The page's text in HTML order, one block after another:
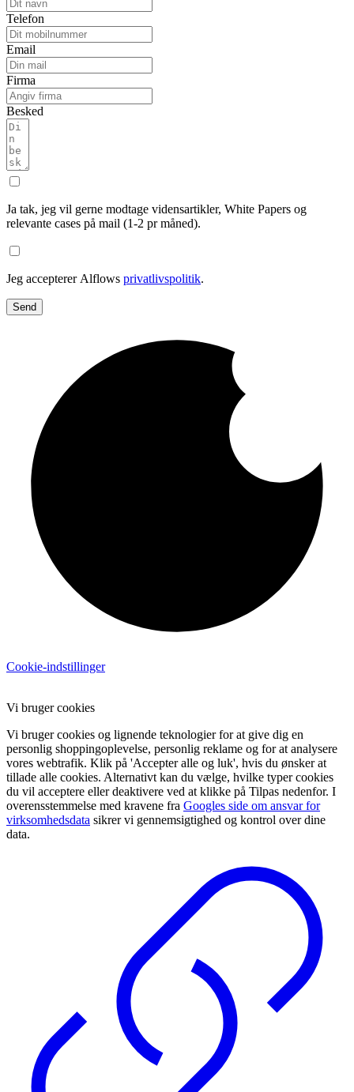
Telefon
Email
Firma
Besked
Ja tak, jeg vil gerne modtage vidensartikler, White Papers og
relevante cases på mail (1-2 pr måned).
Jeg accepterer Alflows privatlivspolitik.
Send
Cookie-indstillinger
Vi bruger cookies
Vi bruger cookies og lignende teknologier for at give dig en
personlig shoppingoplevelse, personlig reklame og for at analysere
vores webtrafik. Klik på 'Accepter alle og luk', hvis du ønsker at
tillade alle cookies. Alternativt kan du vælge, hvilke typer cookies
du vil acceptere eller deaktivere ved at klikke på Tilpas nedenfor. I
overensstemmelse med kravene fra Googles side om ansvar for
virksomhedsdata sikrer vi gennemsigtighed og kontrol over dine
data.